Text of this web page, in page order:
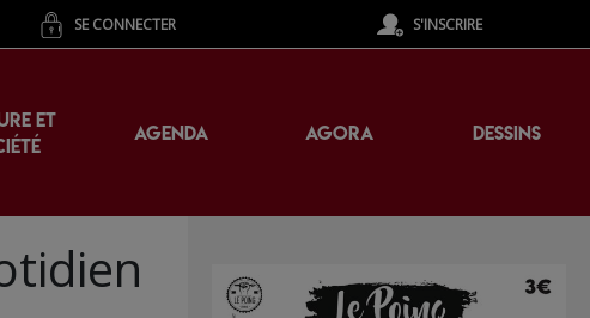
SE CONNECTER S'INSCRIRE
ET
AGENDA AGORA DESSINS